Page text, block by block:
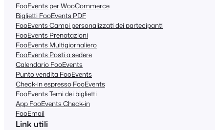
FooEvents per WooCommerce
Biglietti FooEvents PDF
FooEvents Campi personalizzati dei partecipanti
FooEvents Prenotazioni
FooEvents Multigiornaliero
FooEvents Posti a sedere
Calendario FooEvents
Punto vendita FooEvents
Check-in espresso FooEvents
FooEvents Temi dei biglietti
App FooEvents Check-in
FooEmail
Link utili